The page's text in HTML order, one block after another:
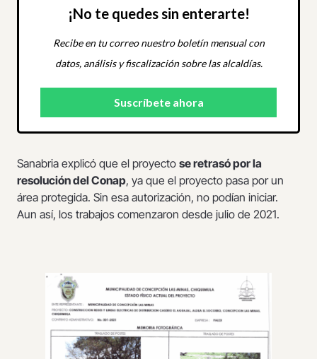
¡No te quedes sin enterarte!
Recibe en tu correo nuestro boletín mensual con
datos, análisis y fiscalización sobre las alcaldías.
Sanabria explicó que el proyecto se retrasó por la
resolución del Conap, ya que el proyecto pasa por un
área protegida. Sin esa autorización, no podían iniciar.
Aun así, los trabajos comenzaron desde julio de 2021.